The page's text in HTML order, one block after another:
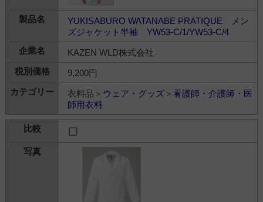
YUKISABURO WATANABE PRATIQUE メン
ズジャケット半袖 YW53-C/1/YW53-C/4
KAZEN WLD株式会社
9,200円
衣料品＞ ウェア・グッズ＞ 看護師・介護師・医
師用衣料